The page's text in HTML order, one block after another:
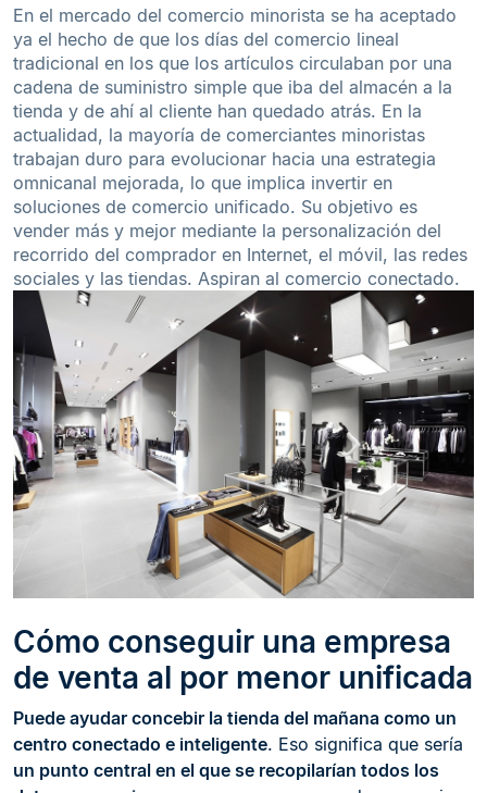
En el mercado del comercio minorista se ha aceptado
ya el hecho de que los días del comercio lineal
tradicional en los que los artículos circulaban por una
cadena de suministro simple que iba del almacén a la
tienda y de ahí al cliente han quedado atrás. En la
actualidad, la mayoría de comerciantes minoristas
trabajan duro para evolucionar hacia una estrategia
omnicanal mejorada, lo que implica invertir en
soluciones de comercio unificado. Su objetivo es
vender más y mejor mediante la personalización del
recorrido del comprador en Internet, el móvil, las redes
sociales y las tiendas. Aspiran al comercio conectado.
Cómo conseguir una empresa
de venta al por menor unificada
Puede ayudar concebir la tienda del mañana como un
centro conectado e inteligente. Eso significa que sería
un punto central en el que se recopilarían todos los